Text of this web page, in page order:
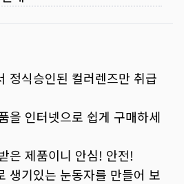
정식승인된 컬러렌즈만 취급
을 인터넷으로 쉽게 구매하세
은 제품이니 안심! 안전!
생기있는 눈동자를 만들어 보